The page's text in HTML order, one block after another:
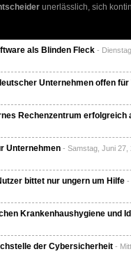
unerlässlich, sich
als Blinden Fleck -
Unternehmen offen für
Rechenzentrum erfolgreich
Unternehmen - Samstag, Juni 27,
bittet nur ungern um Hilfe -
Krankenhaushygiene und
der Cybersicherheit -